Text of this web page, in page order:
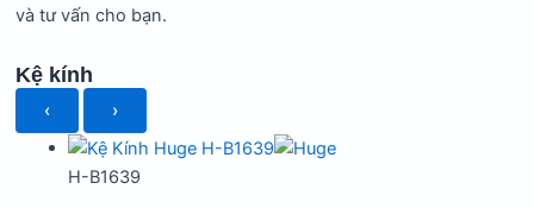
và tư vấn cho bạn.
Kệ kính
‹ ›
H-B1639